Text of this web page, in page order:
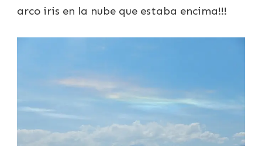
arco iris en la nube que estaba encima!!!